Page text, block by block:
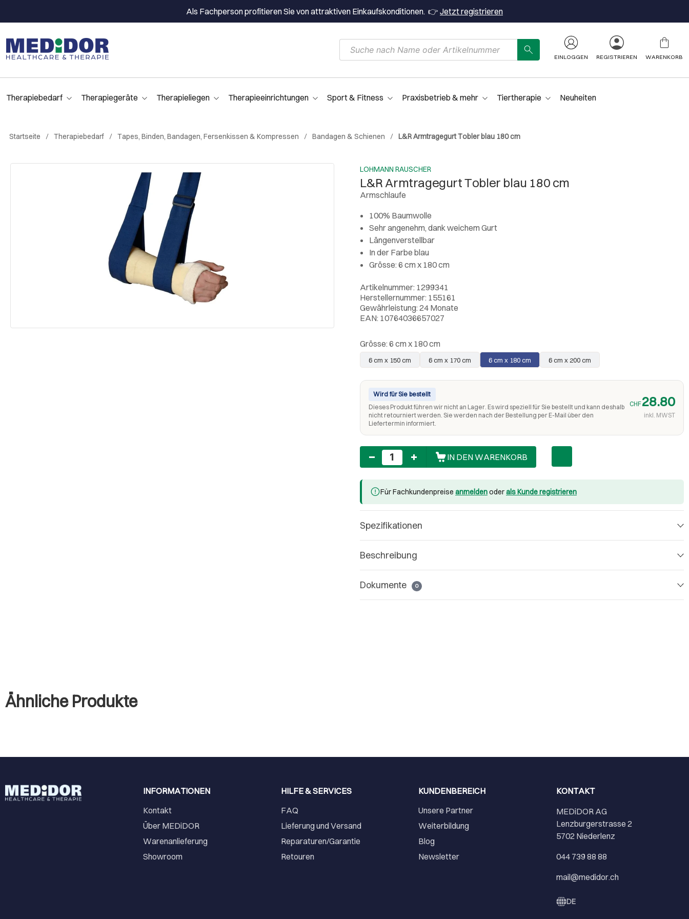
Als Fachperson profitieren Sie von attraktiven Einkaufskonditionen. 👉 Jetzt registrieren
EINLOGGEN REGISTRIEREN WARENKORB
Therapiebedarf Therapiegeräte Therapieliegen Therapieeinrichtungen Sport & Fitness Praxisbetrieb & mehr Tiertherapie Neuheiten
Startseite Therapiebedarf Tapes, Binden, Bandagen, Fersenkissen & Kompressen Bandagen & Schienen L&R Armtragegurt Tobler blau 180 cm
LOHMANN RAUSCHER
L&R Armtragegurt Tobler blau 180 cm
Armschlaufe
100% Baumwolle
Sehr angenehm, dank weichem Gurt
Längenverstellbar
In der Farbe blau
Grösse: 6 cm x 180 cm
Artikelnummer: 1299341
Herstellernummer: 155161
Gewährleistung: 24 Monate
EAN: 10764036657027
Grösse: 6 cm x 180 cm
6 cm x 150 cm 6 cm x 170 cm 6 cm x 180 cm 6 cm x 200 cm
Wird für Sie bestellt
Dieses Produkt führen wir nicht an Lager. Es wird speziell für Sie bestellt und kann deshalb
nicht retourniert werden. Sie werden nach der Bestellung per E-Mail über den
Liefertermin informiert.
CHF28.80
inkl. MWST
Anzahl
IN DEN WARENKORB
Für Fachkundenpreise anmeldenoderals Kunde registrieren
Spezifikationen
Beschreibung
Dokumente 0
Ähnliche Produkte
INFORMATIONEN
Kontakt
Über MEDiDOR
Warenanlieferung
Showroom
HILFE & SERVICES
FAQ
Lieferung und Versand
Reparaturen/Garantie
Retouren
KUNDENBEREICH
Unsere Partner
Weiterbildung
Blog
Newsletter
KONTAKT
MEDiDOR AG
Lenzburgerstrasse 2
5702 Niederlenz
044 739 88 88
mail@medidor.ch
DE